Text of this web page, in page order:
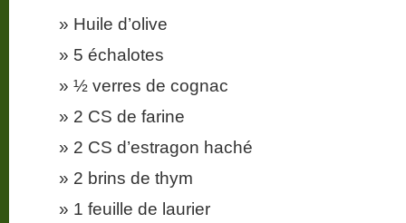
Huile d’olive
5 échalotes
½ verres de cognac
2 CS de farine
2 CS d’estragon haché
2 brins de thym
1 feuille de laurier